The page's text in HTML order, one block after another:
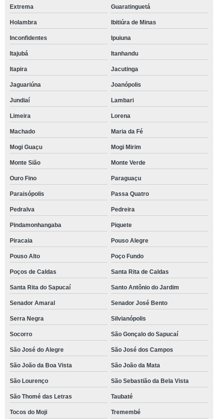
Extrema Guaratinguetá
Holambra Ibitiúra de Minas
Inconfidentes Ipuiuna
Itajubá Itanhandu
Itapira Jacutinga
Jaguariúna Joanópolis
Jundiaí Lambari
Limeira Lorena
Machado Maria da Fé
Mogi Guaçu Mogi Mirim
Monte Sião Monte Verde
Ouro Fino Paraguaçu
Paraisópolis Passa Quatro
Pedralva Pedreira
Pindamonhangaba Piquete
Piracaia Pouso Alegre
Pouso Alto Poço Fundo
Poços de Caldas Santa Rita de Caldas
Santa Rita do Sapucaí Santo Antônio do Jardim
Senador Amaral Senador José Bento
Serra Negra Silvianópolis
Socorro São Gonçalo do Sapucaí
São José do Alegre São José dos Campos
São João da Boa Vista São João da Mata
São Lourenço São Sebastião da Bela Vista
São Thomé das Letras Taubaté
Tocos do Moji Tremembé